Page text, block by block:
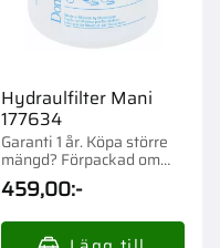
Hydraulfilter Mani
177634
Garanti 1 år. Köpa större
mängd? Förpackad om
1/12 st.
459,00:-